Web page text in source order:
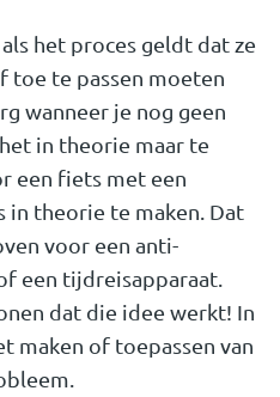
het proces geldt dat ze
toe te passen moeten
wanneer je nog geen
in theorie maar te
een fiets met een
in theorie te maken. Dat
voor een anti-
een tijdreisapparaat.
dat die idee werkt! In
maken of toepassen van